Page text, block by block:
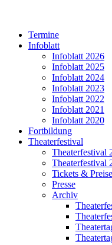
Termine
Infoblatt
Infoblatt 2026
Infoblatt 2025
Infoblatt 2024
Infoblatt 2023
Infoblatt 2022
Infoblatt 2021
Infoblatt 2020
Fortbildung
Theaterfestival
Theaterfestival
Theaterfestival
Tickets & Preise
Presse
Archiv